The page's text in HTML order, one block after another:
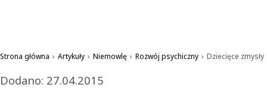
Strona główna › Artykuły › Niemowlę › Rozwój psychiczny › Dziecięce zmysły
Dodano: 27.04.2015